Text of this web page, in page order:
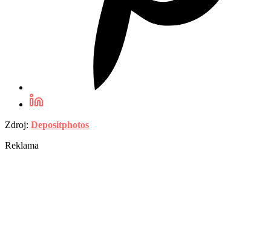
Zdroj: Depositphotos
Reklama